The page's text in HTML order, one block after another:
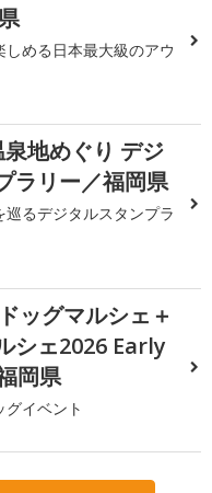
しめる日本最大級のアウ
地めぐり デジ
ラリー／福岡県
るデジタルスタンプラ
ッグマルシェ＋
シェ2026 Early
岡県
イベント